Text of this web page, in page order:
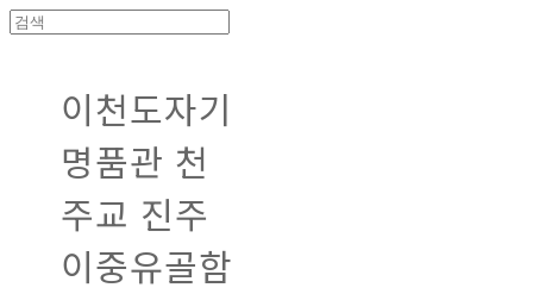
이천도자기
명품관 천
주교 진주
이중유골함